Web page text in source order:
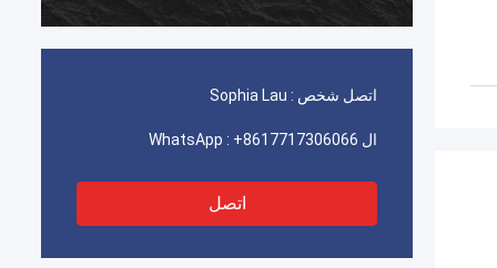
اتصل شخص : Sophia Lau
ال WhatsApp : +8617717306066
اتصل